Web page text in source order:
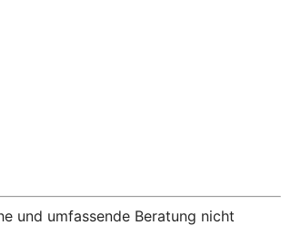
und umfassende Beratung nicht